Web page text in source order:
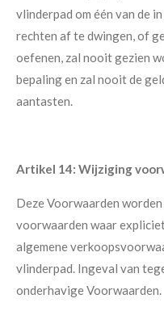
vlinderpad om één van de
rechten af te dwingen, of
oefenen, zal nooit gezien
bepaling en zal nooit de
aantasten.
Artikel 14: Wijziging
Deze Voorwaarden
voorwaarden waar
algemene
vlinderpad. Ingeval van
onderhavige Voorwaarden.